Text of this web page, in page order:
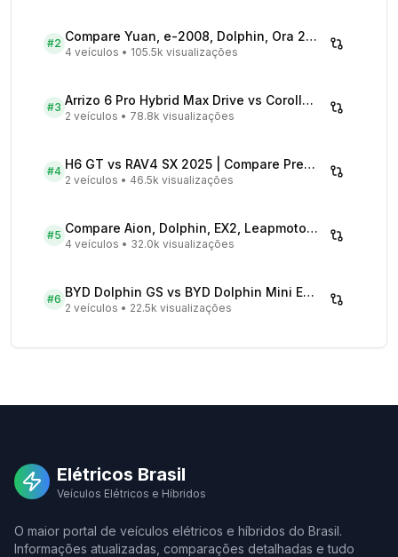
#2 Compare Yuan, e-2008, Dolphin, Ora 2026 | Veículos Elétricos
4 veículos • 105.5k visualizações
#3 Arrizo 6 Pro Hybrid Max Drive vs Corolla Cross XRX Hybrid - Comparativo Completo
2 veículos • 78.8k visualizações
#4 H6 GT vs RAV4 SX 2025 | Compare Preços
2 veículos • 46.5k visualizações
#5 Compare Aion, Dolphin, EX2, Leapmotor 2026 | Veículos Elétricos
4 veículos • 32.0k visualizações
#6 BYD Dolphin GS vs BYD Dolphin Mini EV - Comparativo Completo
2 veículos • 22.5k visualizações
Elétricos Brasil
Veículos Elétricos e Híbridos
O maior portal de veículos elétricos e híbridos do Brasil.
Informações atualizadas, comparações detalhadas e tudo